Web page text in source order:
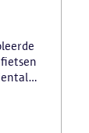
politie